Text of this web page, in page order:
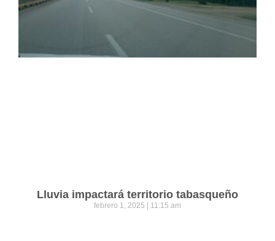
Lluvia impactará territorio tabasqueño
febrero 1, 2025 11:15 am